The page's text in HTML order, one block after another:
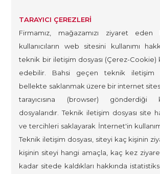
TARAYICI ÇEREZLERİ
Firmamız, mağazamızı ziyaret eden
kullanıcıların web sitesini kullanımı
teknik bir iletişim dosyası (Çerez-Cookie)
edebilir. Bahsi geçen teknik iletişim
bellekte saklanmak üzere bir internet
tarayıcısına (browser)
dosyalarıdır. Teknik iletişim dosyası site
ve tercihleri saklayarak İnternet'in
Teknik iletişim dosyası, siteyi kaç kişinin
kişinin siteyi hangi amaçla, kaç kez
kadar sitede kaldıkları hakkında